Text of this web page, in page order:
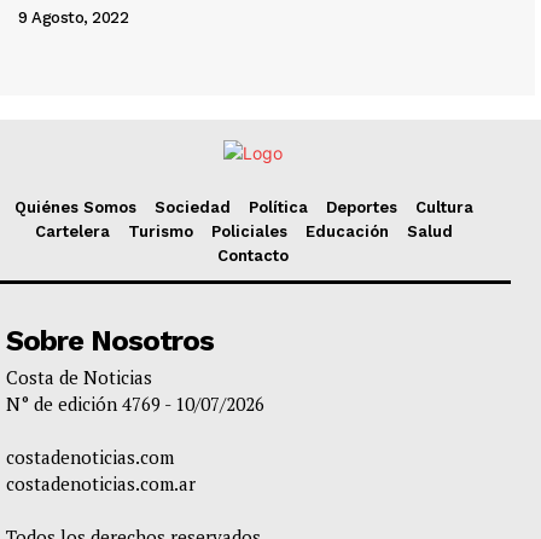
9 Agosto, 2022
Quiénes Somos Sociedad Política Deportes
Cultura
Cartelera
Turismo Policiales Educación
Salud
Contacto
Sobre Nosotros
Costa de Noticias
N° de edición 4769 - 10/07/2026
costadenoticias.com
costadenoticias.com.ar